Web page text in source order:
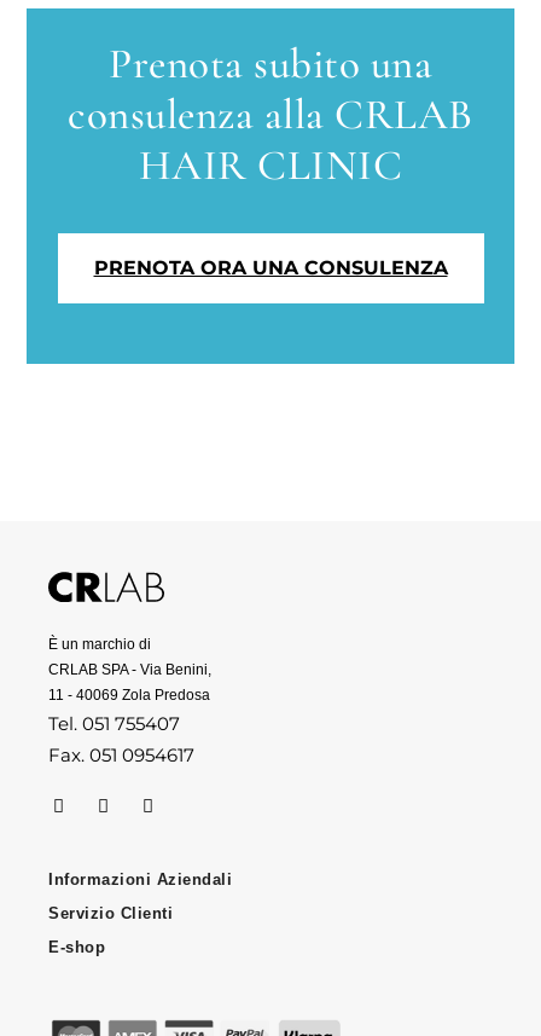
Prenota subito una
consulenza alla CRLAB
HAIR CLINIC
PRENOTA ORA UNA CONSULENZA
È un marchio di
CRLAB SPA - Via Benini,
11 - 40069 Zola Predosa
Tel. 051 755407
Fax. 051 0954617
Informazioni Aziendali
Servizio Clienti
E-shop